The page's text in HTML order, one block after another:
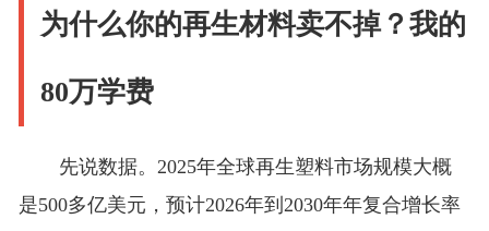
为什么你的再生材料卖不掉？我的
80万学费
先说数据。2025年全球再生塑料市场规模大概
是500多亿美元，预计2026年到2030年年复合增长率